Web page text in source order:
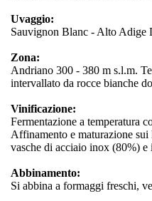
Uvaggio:
Sauvignon Blanc - Alto Adige
Zona:
Andriano 300 - 380 m s.l.m.
intervallato da rocce bianche
Vinificazione:
Fermentazione a temperatura
Affinamento e maturazione
vasche di acciaio inox (80%) e
Abbinamento:
Si abbina a formaggi freschi,